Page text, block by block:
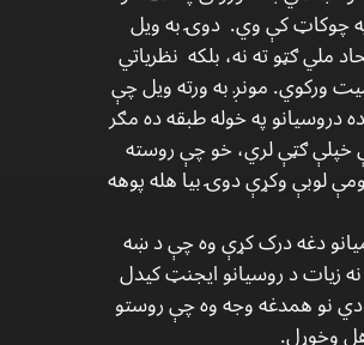
چوکاټ کې وي. دوۍ به ویل
ملي ګټو ته نه، بلکه نظریاتي
ورکوي. مونږ به ورته ویل چې
دروسیانو په خوله طبقه ده مګر
خپلې ګټې لري، خو چې روسته
لوبې وکړې دوۍ بیا هله پوهه
دغه درک کړې وه چې د ښه
زیات د روسیانو ایجنټ کیدل
دي نو همدغه وجه وه چې روستو
وخوړل.